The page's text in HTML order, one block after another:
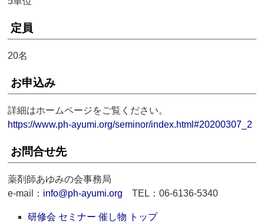
定員
20名
お申込み
詳細はホームページをご覧ください。
https://www.ph-ayumi.org/seminor/index.html#20200307_2
お問合せ先
薬剤師あゆみの会事務局
e-mail： info@ph-ayumi.org TEL：06-6136-5340
研修会 セミナー 催し物 トップ